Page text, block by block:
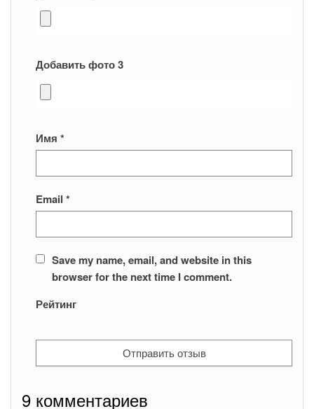
Добавить фото 3
Имя *
Email *
Save my name, email, and website in this
browser for the next time I comment.
Рейтинг
9 комментариев